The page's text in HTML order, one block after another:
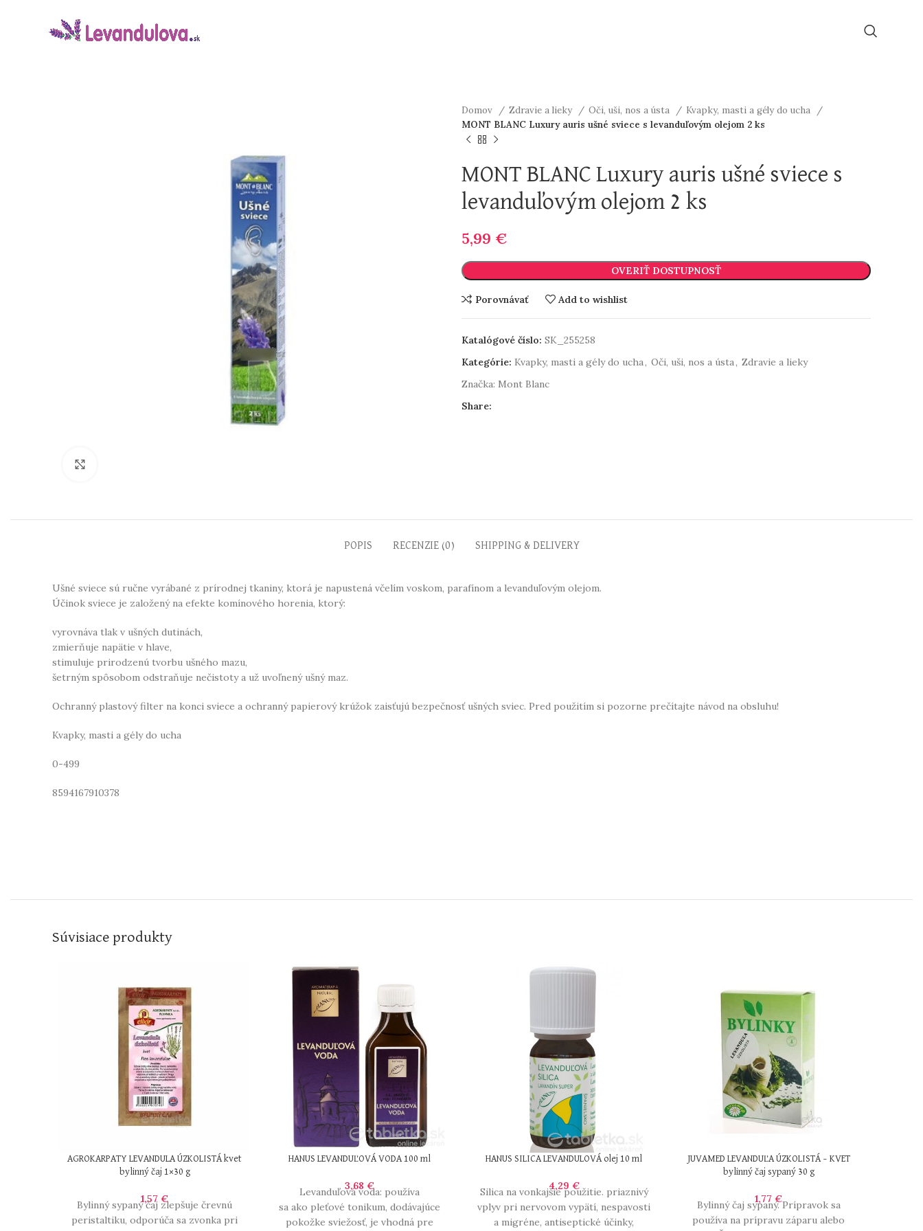
Domov Zdravie a lieky Oči, uši, nos a ústa
Kvapky, masti a gély do ucha
MONT BLANC Luxury auris ušné sviece s levanduľovým olejom 2 ks
MONT BLANC Luxury auris ušné sviece s
levanduľovým olejom 2 ks
5,99 €
OVERIŤ DOSTUPNOSŤ
Porovnávať Add to wishlist
Katalógové číslo: SK_255258
Kategórie: Kvapky, masti a gély do ucha, Oči, uši, nos a ústa, Zdravie a lieky
Značka: Mont Blanc
Share:
POPIS RECENZIE (0) SHIPPING & DELIVERY
Ušné sviece sú ručne vyrábané z prírodnej tkaniny, ktorá je napustená včelím voskom, parafínom a levanduľovým olejom.
Účinok sviece je založený na efekte komínového horenia, ktorý:
vyrovnáva tlak v ušných dutinách,
zmierňuje napätie v hlave,
stimuluje prirodzenú tvorbu ušného mazu,
šetrným spôsobom odstraňuje nečistoty a už uvoľnený ušný maz.
Ochranný plastový filter na konci sviece a ochranný papierový krúžok zaisťujú bezpečnosť ušných sviec. Pred použitím si pozorne prečítajte návod na obsluhu!
Kvapky, masti a gély do ucha
0-499
8594167910378
Súvisiace produkty
AGROKARPATY LEVANDULA ÚZKOLISTÁ kvet
bylinný čaj 1×30 g
1,57 €
Bylinný sypaný čaj zlepšuje črevnú
peristaltiku, odporúča sa zvonka pri
HANUS LEVANDUĽOVÁ VODA 100 ml
3,68 €
Levanduľová voda: používa
sa ako pleťové tonikum, dodávajúce
pokožke sviežosť, je vhodná pre
HANUS SILICA LEVANDULOVÁ olej 10 ml
4,29 €
Silica na vonkajšie použitie. priaznivý
vplyv pri nervovom vypätí, nespavosti
a migréne, antiseptické účinky,
JUVAMED LEVANDUĽA ÚZKOLISTÁ – KVET
bylinný čaj sypaný 30 g
1,77 €
Bylinný čaj sypaný. Prípravok sa
používa na prípravu záparu alebo